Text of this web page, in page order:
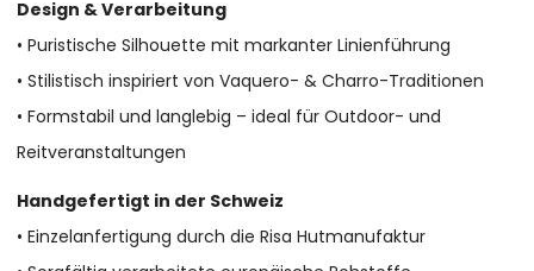
Design & Verarbeitung
• Puristische Silhouette mit markanter Linienführung
• Stilistisch inspiriert von Vaquero- & Charro-Traditionen
• Formstabil und langlebig – ideal für Outdoor- und
Reitveranstaltungen
Handgefertigt in der Schweiz
• Einzelanfertigung durch die Risa Hutmanufaktur